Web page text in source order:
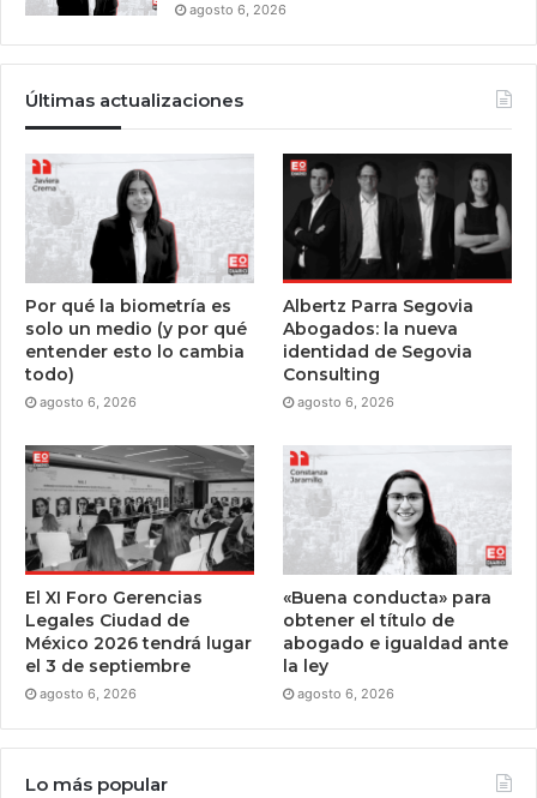
agosto 6, 2026
Últimas actualizaciones
Por qué la biometría es
solo un medio (y por qué
entender esto lo cambia
todo)
agosto 6, 2026
Albertz Parra Segovia
Abogados: la nueva
identidad de Segovia
Consulting
agosto 6, 2026
El XI Foro Gerencias
Legales Ciudad de
México 2026 tendrá lugar
el 3 de septiembre
agosto 6, 2026
«Buena conducta» para
obtener el título de
abogado e igualdad ante
la ley
agosto 6, 2026
Lo más popular